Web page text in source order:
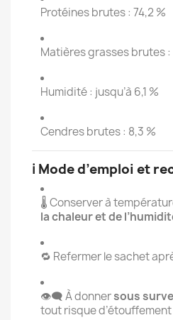
Protéines brutes : 74,2 %
Matières grasses brutes :
Humidité : jusqu’à 6,1 %
Cendres brutes : 8,3 %
ℹ️ Mode d’emploi et
🌡️ Conserver à
la chaleur et de
🔁 Refermer le sachet
👁️‍🗨️ À donnersous
tout risque d’étouffement